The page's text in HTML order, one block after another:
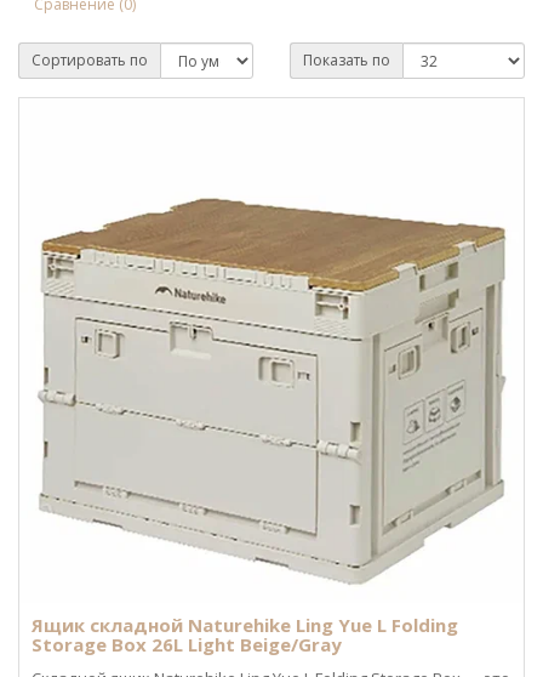
Сортировать по Показать по
Ящик складной Naturehike Ling Yue L Folding
Storage Box 26L Light Beige/Gray